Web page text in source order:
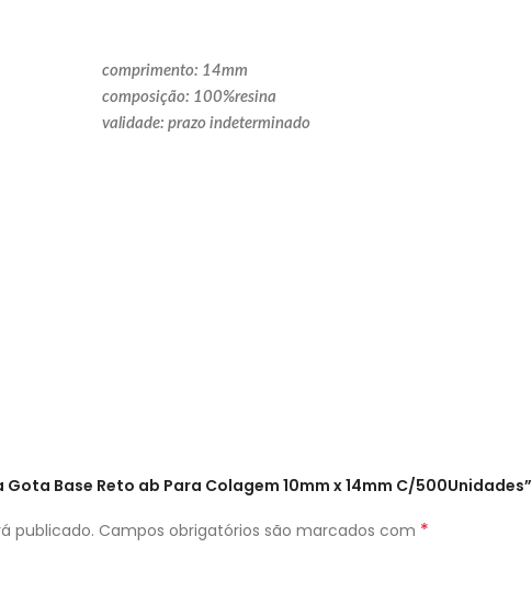
comprimento: 14mm
composição: 100%resina
validade: prazo indeterminado
Base Reto ab Para Colagem 10mm x 14mm C/500Unidades”
publicado. Campos obrigatórios são marcados com *